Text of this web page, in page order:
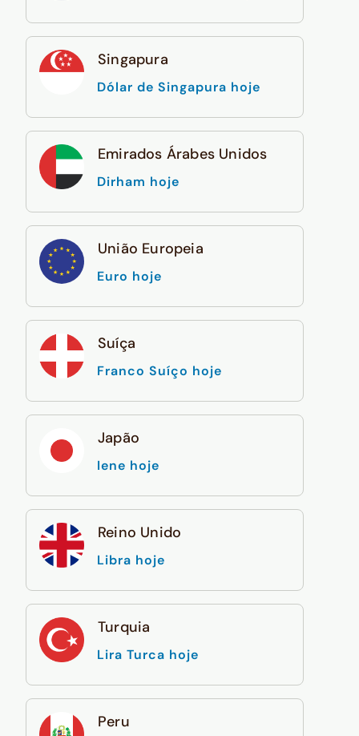
Singapura
Dólar de Singapura hoje
Emirados Árabes Unidos
Dirham hoje
União Europeia
Euro hoje
Suíça
Franco Suíço hoje
Japão
Iene hoje
Reino Unido
Libra hoje
Turquia
Lira Turca hoje
Peru